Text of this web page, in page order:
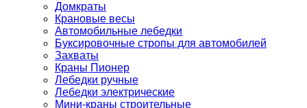
Домкраты
Крановые весы
Автомобильные лебедки
Буксировочные стропы для автомобилей
Захваты
Краны Пионер
Лебедки ручные
Лебедки электрические
Мини-краны строительные